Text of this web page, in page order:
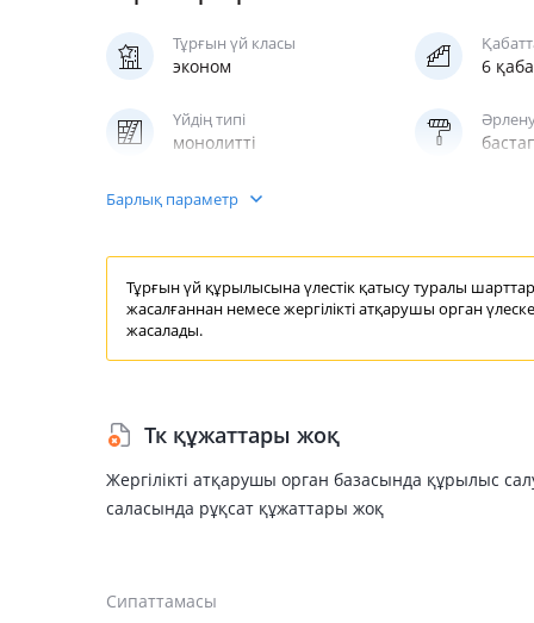
Тұрғын үй класы
эконом 6
Үйдің типі
монолитті
Паркинг
Барлық параметр
Тұрғын үй құрылысына үлестік қатысутуралы шарттар
жасалғаннан немесе жергіліктіатқарушы орган
жасалады.
Тк құжаттары жоқ
Жергілікті атқарушы орган базасында құрылыс
саласында рұқсат құжаттары жоқ
Сипаттамасы